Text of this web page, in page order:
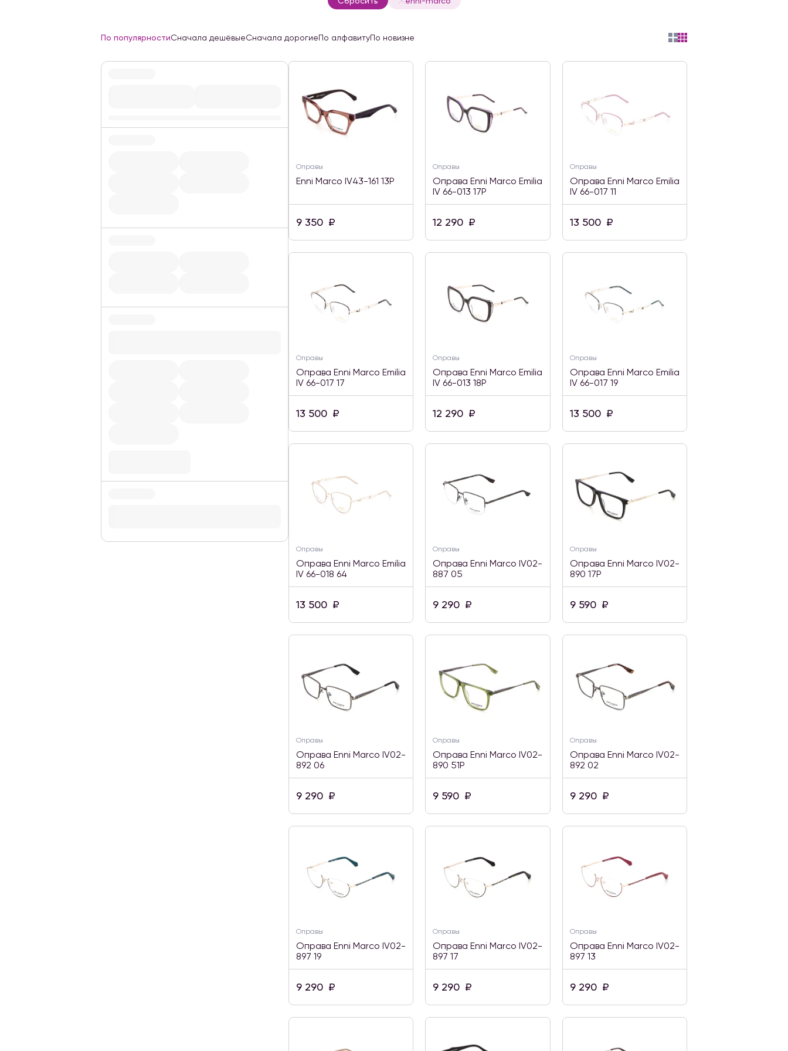
По популярностиСначала дешёвыеСначала дорогиеПо алфавитуПо новизне
Оправы
Enni Marco IV43-161 13P
9 350 ₽
Оправы
Оправа Enni Marco Emilia
IV 66-013 17P
12 290 ₽
Оправы
Оправа Enni Marco Emilia
IV 66-017 11
13 500 ₽
Оправы
Оправа Enni Marco Emilia
IV 66-017 17
13 500 ₽
Оправы
Оправа Enni Marco Emilia
IV 66-013 18P
12 290 ₽
Оправы
Оправа Enni Marco Emilia
IV 66-017 19
13 500 ₽
Оправы
Оправа Enni Marco Emilia
IV 66-018 64
13 500 ₽
Оправы
Оправа Enni Marco IV02-
887 05
9 290 ₽
Оправы
Оправа Enni Marco IV02-
890 17P
9 590 ₽
Оправы
Оправа Enni Marco IV02-
892 06
9 290 ₽
Оправы
Оправа Enni Marco IV02-
890 51P
9 590 ₽
Оправы
Оправа Enni Marco IV02-
892 02
9 290 ₽
Оправы
Оправа Enni Marco IV02-
897 19
9 290 ₽
Оправы
Оправа Enni Marco IV02-
897 17
9 290 ₽
Оправы
Оправа Enni Marco IV02-
897 13
9 290 ₽